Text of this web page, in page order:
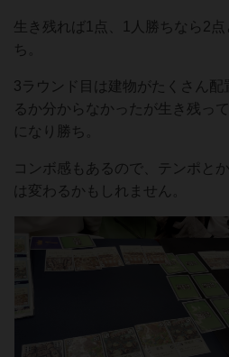
生き残れば1点、1人勝ちなら2
ち。
3ラウンド目は建物がたくさん
るか分からなかったが生き残っ
になり勝ち。
コンボ感もあるので、テンポと
は変わるかもしれません。